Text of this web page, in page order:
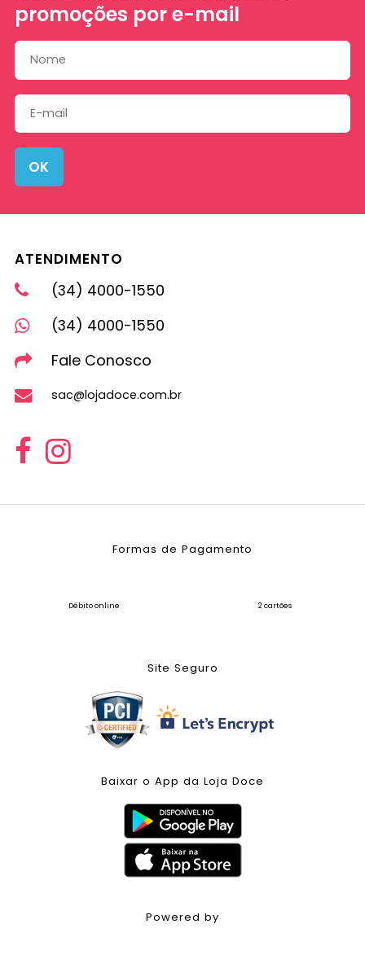
promoções por e-mail
OK
ATENDIMENTO
(34) 4000-1550
(34) 4000-1550
Fale Conosco
sac@lojadoce.com.br
Formas de Pagamento
Débito online 2 cartões
Site Seguro
Baixar o App da Loja Doce
Powered by